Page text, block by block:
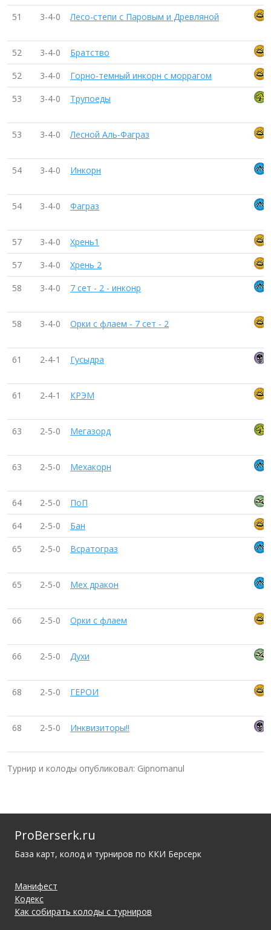
51 3-4-0 Лесо-степи с Паровым и Древляной
52 3-4-0
Братство
52
3-4-0
Горно-темный инкорн с моррагом
53
3-4-0 Трупоеды
53 3-4-0 Лесной Аль-Фаграз
54 3-4-0 Инкорн
54 3-4-0 Фаграз
57 3-4-0
Хрень1
57
3-4-0
Хрень 2
58
3-4-0 7 сет - 2 - инконр
58 3-4-0 Орки с флаем - 7 сет - 2
61 2-4-1 Гусыдра
61 2-4-1 КРЭМ
63 2-5-0 Мегазорд
63 2-5-0 Мехакорн
64 2-5-0
ПоП
64
2-5-0
Бан
65
2-5-0 Всратограз
65 2-5-0 Мех дракон
66 2-5-0 Орки с флаем
66 2-5-0 Духи
68 2-5-0 ГЕРОИ
68 2-5-0 Инквизиторы!!
Турнир и колоды опубликовал: Gipnomanul
ProBerserk.ru
База карт, колод и турниров по ККИ Берсерк
Манифест
Кодекс
Как собирать колоды с турниров